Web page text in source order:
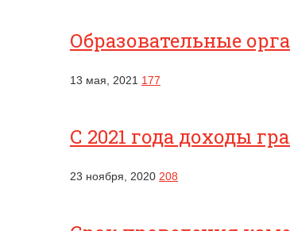
Образовательные
13 мая, 2021 177
С 2021 года доходы
23 ноября, 2020 208